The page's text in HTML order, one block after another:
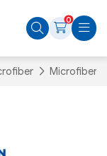
0
Microfiber